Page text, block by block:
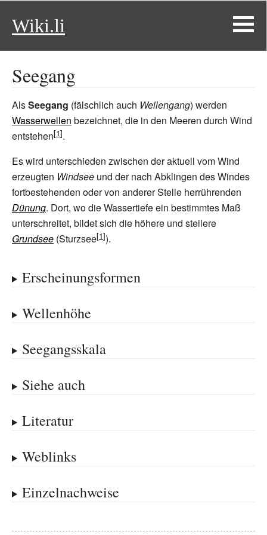
Wiki.li
Seegang
AlsSeegang (fälschlich auch Wellengang) werden
Wasserwellen bezeichnet, die in den Meeren durch Wind
entstehen
.
Es wird unterschieden zwischen der aktuell vom Wind
erzeugten Windsee und der nach Abklingen des Windes
fortbestehenden oder von anderer Stelle herrührenden
Dünung. Dort, wo die Wassertiefe ein bestimmtes Maß
unterschreitet, bildet sich die höhere und steilere
Grundsee (Sturzsee ).
Erscheinungsformen
Wellenhöhe
Seegangsskala
Siehe auch
Literatur
Weblinks
Einzelnachweise